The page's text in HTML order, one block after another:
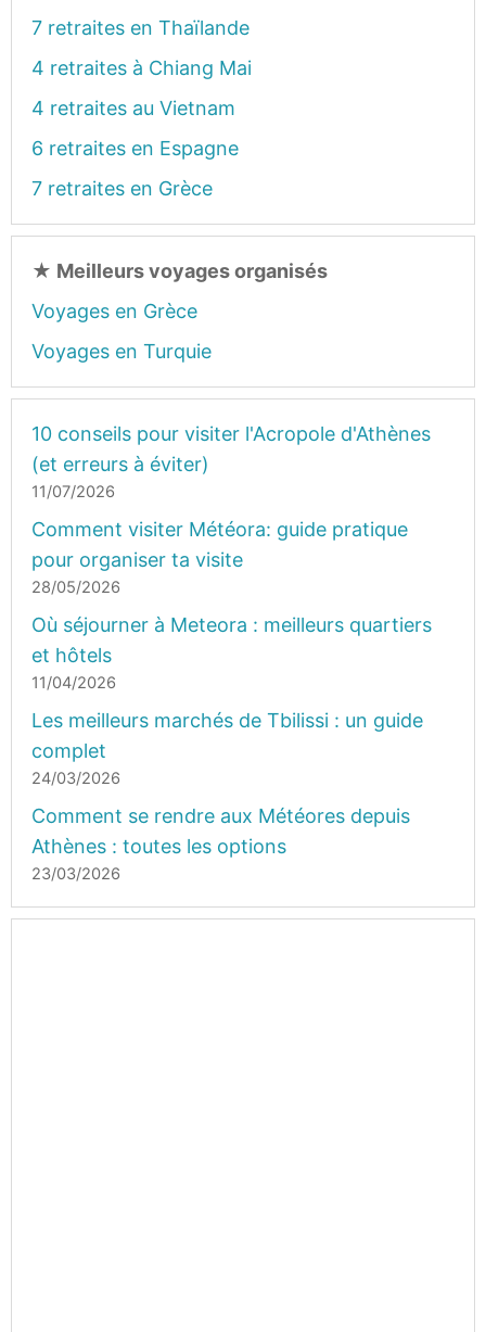
7 retraites en Thaïlande
4 retraites à Chiang Mai
4 retraites au Vietnam
6 retraites en Espagne
7 retraites en Grèce
★ Meilleurs voyages organisés
Voyages en Grèce
Voyages en Turquie
10 conseils pour visiter l'Acropole d'Athènes
(et erreurs à éviter)
11/07/2026
Comment visiter Météora: guide pratique
pour organiser ta visite
28/05/2026
Où séjourner à Meteora : meilleurs quartiers
et hôtels
11/04/2026
Les meilleurs marchés de Tbilissi : un guide
complet
24/03/2026
Comment se rendre aux Météores depuis
Athènes : toutes les options
23/03/2026